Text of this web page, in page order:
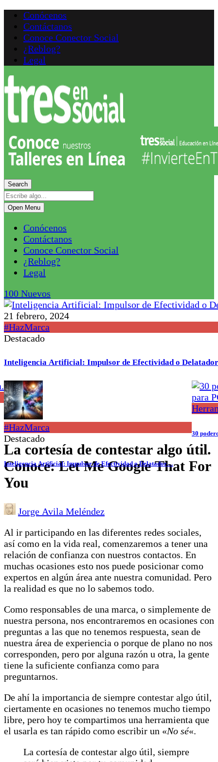
Conócenos
Contáctanos
Conoce Conector Social
¿Reblog?
Legal
Search
Open Menu
Conócenos
Contáctanos
Conoce Conector Social
¿Reblog?
Legal
100 Nuevos
21 febrero, 2024
#HazMarca
Destacado
Inteligencia Artificial: Impulsor de Efectividad o Delatador
#HazMarca
Destacado
Inteligencia Artificial: Impulsor de Efectividad o Delatador…
30
La cortesía de contestar algo útil.
Conoce: Let Me Google That For
You
Jorge Avila Meléndez
Al ir participando en las diferentes redes sociales,
así como en la vida real, comenzaremos a tener una
relación de confianza con nuestros contactos. En
muchas ocasiones esto nos puede posicionar como
expertos en algún área ante nuestra comunidad. Pero
la realidad es que no lo sabemos todo.
Como responsables de una marca, o simplemente de
nuestra persona, nos encontraremos en ocasiones con
preguntas a las que no tenemos respuesta, sean de
nuestra área de experiencia o porque de plano no nos
corresponden, pero por alguna razón u otra, la gente
tiene la suficiente confianza como para
preguntarnos.
De ahí la importancia de siempre contestar algo útil,
ciertamente en ocasiones no tenemos mucho tiempo
libre, pero hoy te compartimos una herramienta que
el usarla es tan rápido como escribir un «No sé«.
La cortesía de contestar algo útil, siempre